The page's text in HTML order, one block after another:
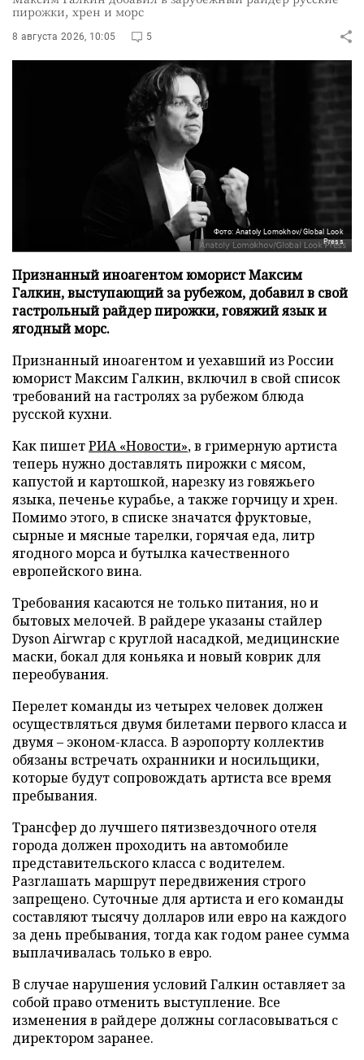
пирожки, хрен и морс
8 августа 2026, 10:05 5
Фото: Anatoly Lomokhov/Global Look
Press
Признанный иноагентом юморист Максим
Галкин, выступающий за рубежом, добавил в свой
гастрольный райдер пирожки, говяжий язык и
ягодный морс.
Признанный иноагентом и уехавший из России
юморист Максим Галкин, включил в свой список
требований на гастролях за рубежом блюда
русской кухни.
Как пишетРИА «Новости», в гримерную артиста
теперь нужно доставлять пирожки с мясом,
капустой и картошкой, нарезку из говяжьего
языка, печенье курабье, а также горчицу и хрен.
Помимо этого, в списке значатся фруктовые,
сырные и мясные тарелки, горячая еда, литр
ягодного морса и бутылка качественного
европейского вина.
Требования касаются не только питания, но и
бытовых мелочей. В райдере указаны стайлер
Dyson Airwrap с круглой насадкой, медицинские
маски, бокал для коньяка и новый коврик для
переобувания.
Перелет команды из четырех человек должен
осуществляться двумя билетами первого класса и
двумя – эконом-класса. В аэропорту коллектив
обязаны встречать охранники и носильщики,
которые будут сопровождать артиста все время
пребывания.
Трансфер до лучшего пятизвездочного отеля
города должен проходить на автомобиле
представительского класса с водителем.
Разглашать маршрут передвижения строго
запрещено. Суточные для артиста и его команды
составляют тысячу долларов или евро на каждого
за день пребывания, тогда как годом ранее сумма
выплачивалась только в евро.
В случае нарушения условий Галкин оставляет за
собой право отменить выступление. Все
изменения в райдере должны согласовываться с
директором заранее.